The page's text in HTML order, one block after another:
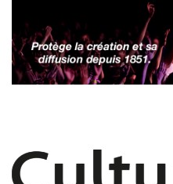
contenu
principal